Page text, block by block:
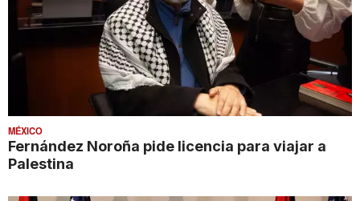
MÉXICO
Fernández Noroña pide licencia para viajar a
Palestina